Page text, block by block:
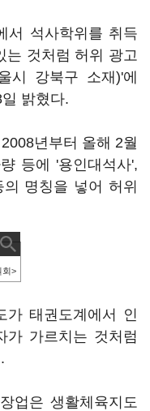
서 석사학위를 취득
는 것처럼 허위 광고
시 강북구 소재)'에
밝혔다.
년부터 올해 2월
등에 '용인대석사',
명칭을 넣어 허위
회>
가 태권도계에서 인
가 가르치는 것처럼
업은 생활체육지도